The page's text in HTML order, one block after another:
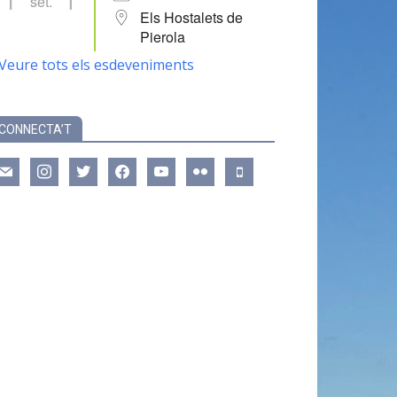
Els Hostalets de
Pierola
tots els esdeveniments
instagramtwitter facebookyoutube flickr mobile